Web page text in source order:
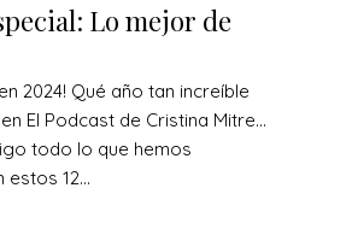
Lo mejor de
2024! Qué año tan increíble
El Podcast de Cristina Mitre…
todo lo que hemos
12...